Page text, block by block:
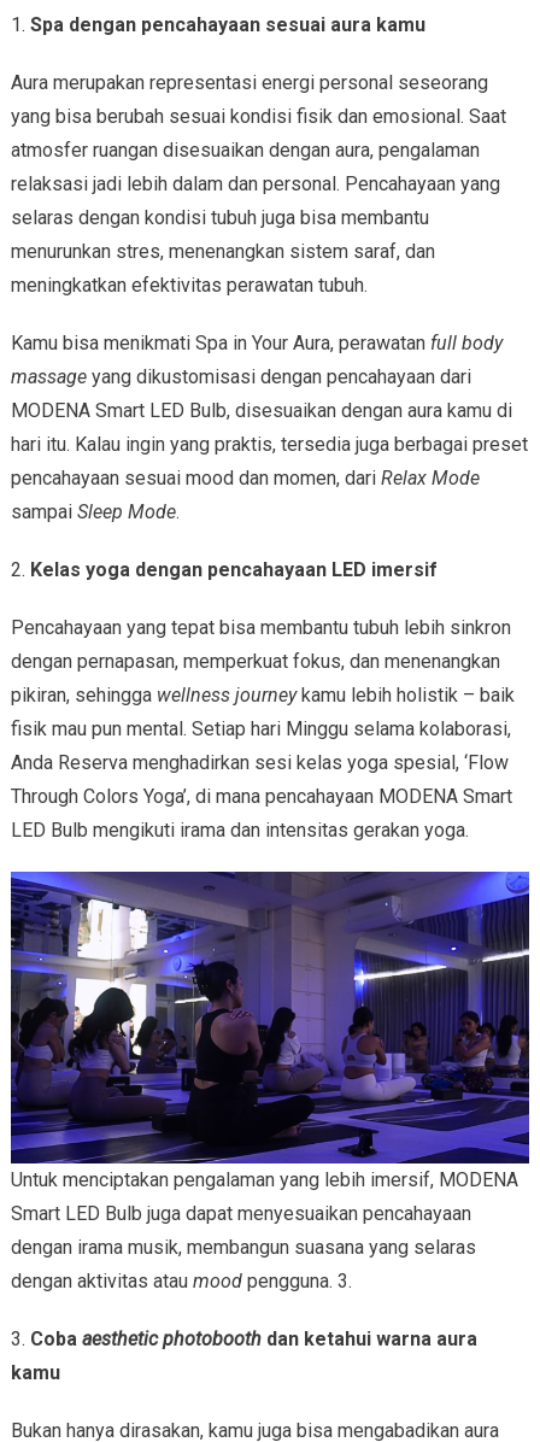
1. Spa dengan pencahayaan sesuai aura kamu
Aura merupakan representasi energi personal seseorang
yang bisa berubah sesuai kondisi fisik dan emosional. Saat
atmosfer ruangan disesuaikan dengan aura, pengalaman
relaksasi jadi lebih dalam dan personal. Pencahayaan yang
selaras dengan kondisi tubuh juga bisa membantu
menurunkan stres, menenangkan sistem saraf, dan
meningkatkan efektivitas perawatan tubuh.
Kamu bisa menikmati Spa in Your Aura, perawatan full body
massageyang dikustomisasi dengan pencahayaan dari
MODENA Smart LED Bulb, disesuaikan dengan aura kamu di
hari itu. Kalau ingin yang praktis, tersedia juga berbagai preset
pencahayaan sesuai mood dan momen, dari Relax Mode
sampaiSleep Mode.
2. Kelas yoga dengan pencahayaan LED imersif
Pencahayaan yang tepat bisa membantu tubuh lebih sinkron
dengan pernapasan, memperkuat fokus, dan menenangkan
pikiran, sehingga wellness journeykamu lebih holistik – baik
fisik mau pun mental. Setiap hari Minggu selama kolaborasi,
Anda Reserva menghadirkan sesi kelas yoga spesial, ‘Flow
Through Colors Yoga’, di mana pencahayaan MODENA Smart
LED Bulb mengikuti irama dan intensitas gerakan yoga.
Untuk menciptakan pengalaman yang lebih imersif, MODENA
Smart LED Bulb juga dapat menyesuaikan pencahayaan
dengan irama musik, membangun suasana yang selaras
dengan aktivitas atau mood pengguna. 3.
3. Coba aesthetic photoboothdan ketahui warna aura
kamu
Bukan hanya dirasakan, kamu juga bisa mengabadikan aura